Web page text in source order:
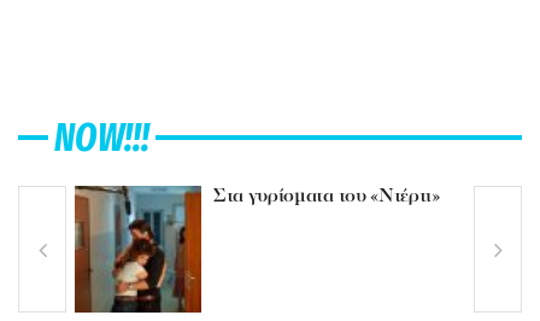
NOW!!!
Στα γυρίσματα του «Ντέρτι»